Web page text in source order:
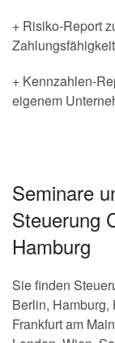
+ Risiko-Report
Zahlungsfähigkeit
+ Kennzahlen-
eigenem
Seminare
Steuerung
Hamburg
Sie finden
Berlin, Hamburg,
Frankfurt am